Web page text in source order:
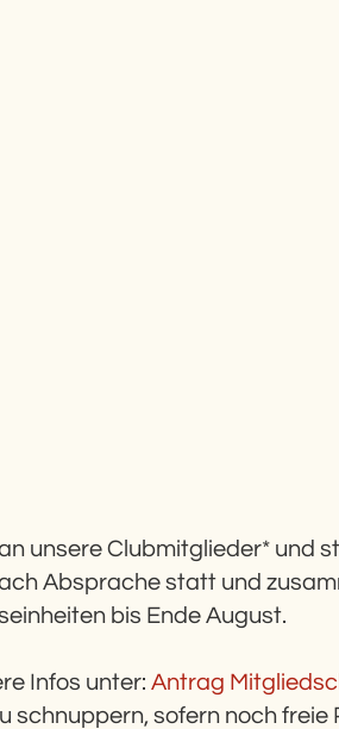
unsere Clubmitglieder* und
Absprache statt und
bis Ende August.
Infos unter: Antrag
schnuppern, sofern noch freie